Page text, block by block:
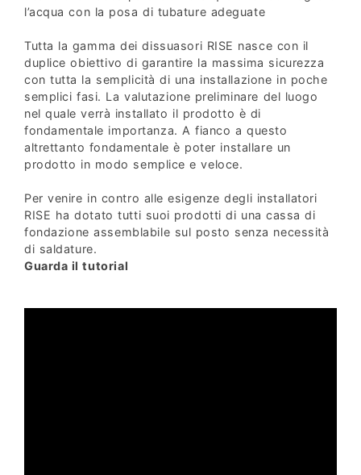
l’acqua con la posa di tubature adeguate
Tutta la gamma dei dissuasori RISE nasce con il
duplice obiettivo di garantire la massima sicurezza
con tutta la semplicità di una installazione in poche
semplici fasi. La valutazione preliminare del luogo
nel quale verrà installato il prodotto è di
fondamentale importanza. A fianco a questo
altrettanto fondamentale è poter installare un
prodotto in modo semplice e veloce.
Per venire in contro alle esigenze degli installatori
RISE ha dotato tutti suoi prodotti di una cassa di
fondazione assemblabile sul posto senza necessità
di saldature.
Guarda il tutorial